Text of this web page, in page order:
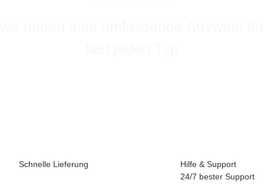
Schnelle Lieferung
Hilfe & Support
24/7 bester Support